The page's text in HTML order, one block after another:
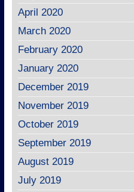
April 2020
March 2020
February 2020
January 2020
December 2019
November 2019
October 2019
September 2019
August 2019
July 2019